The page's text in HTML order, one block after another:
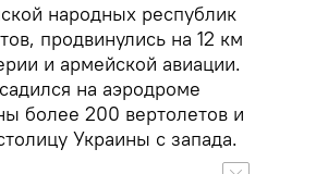
народных республик
продвинулись на 12 км
и армейской авиации.
на аэродроме
более 200 вертолетов и
Украины с запада.